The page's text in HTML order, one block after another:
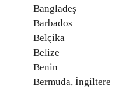
Bangladeş
Barbados
Belçika
Belize
Benin
Bermuda, İngiltere